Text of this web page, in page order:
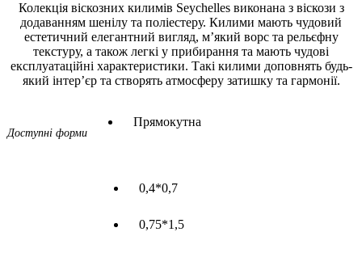
Колекція віскозних килимів Seychelles виконана з віскози з
додаванням шенілу та поліестеру. Килими мають чудовий
естетичний елегантний вигляд, м’який ворс та рельєфну
текстуру, а також легкі у прибирання та мають чудові
експлуатаційні характеристики. Такі килими доповнять будь-
який інтер’єр та створять атмосферу затишку та гармонії.
Доступні форми
Прямокутна
0,4*0,7
0,75*1,5